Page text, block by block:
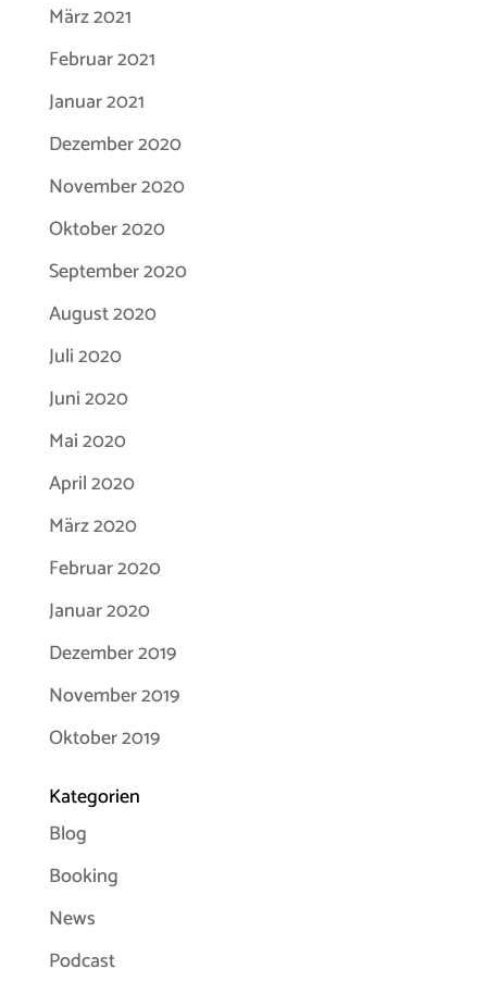
März 2021
Februar 2021
Januar 2021
Dezember 2020
November 2020
Oktober 2020
September 2020
August 2020
Juli 2020
Juni 2020
Mai 2020
April 2020
März 2020
Februar 2020
Januar 2020
Dezember 2019
November 2019
Oktober 2019
Kategorien
Blog
Booking
News
Podcast